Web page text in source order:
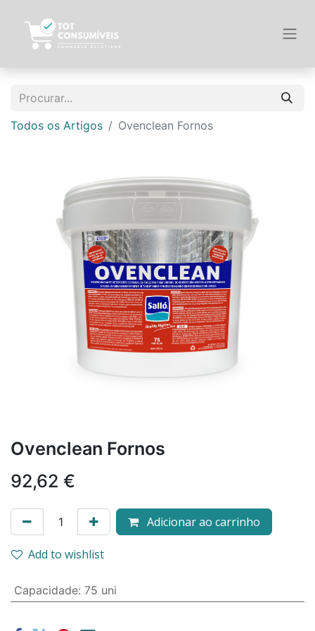
Todos os Artigos Ovenclean Fornos
Ovenclean Fornos
92,62 €
Adicionar ao carrinho
Add to wishlist
Capacidade: 75 uni